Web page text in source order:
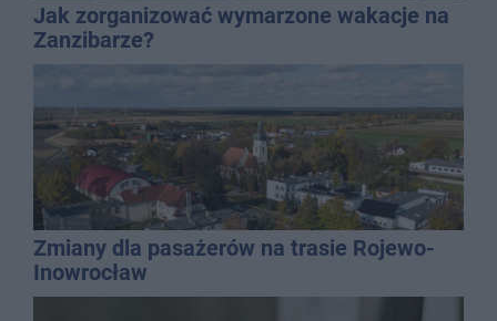
Jak zorganizować wymarzone wakacje na
Zanzibarze?
Zmiany dla pasażerów na trasie Rojewo-
Inowrocław